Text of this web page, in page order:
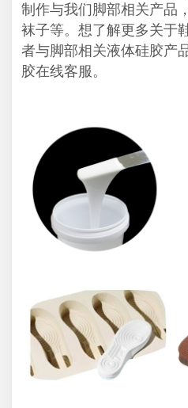
制作与我们脚部相关产品
袜子等。想了解更多关于
者与脚部相关液体硅胶产
胶在线客服。